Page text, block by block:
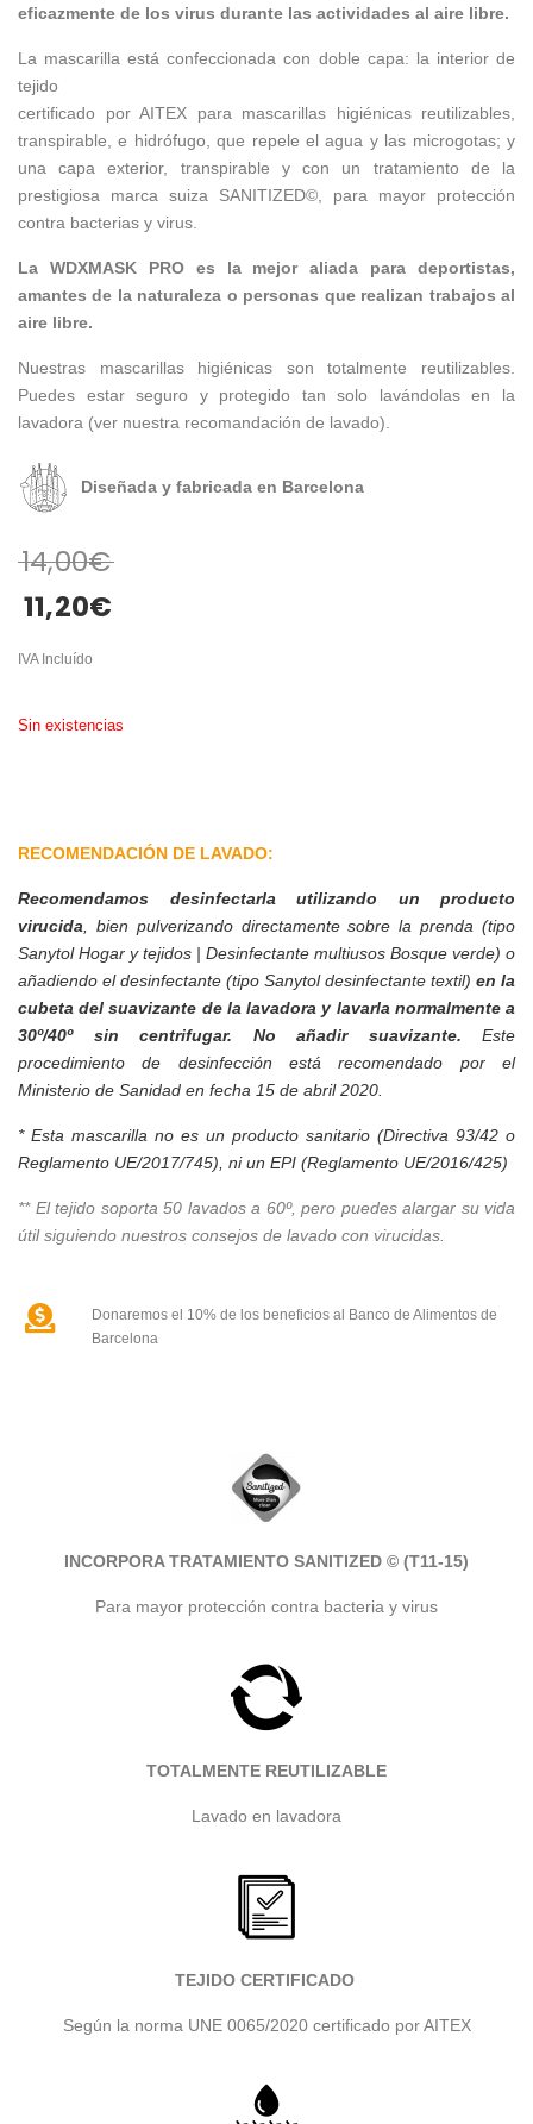
eficazmente de los virus durante las actividades al aire libre.
La mascarilla está confeccionada con doble capa: la interior de
tejido
certificado por AITEX para mascarillas higiénicas reutilizables,
transpirable, e hidrófugo, que repele el agua y las microgotas; y
una capa exterior, transpirable y con un tratamiento de la
prestigiosa marca suiza SANITIZED©, para mayor protección
contra bacterias y virus.
La WDXMASK PRO es la mejor aliada para deportistas,
amantes de la naturaleza o personas que realizan trabajos al
aire libre.
Nuestras mascarillas higiénicas son totalmente reutilizables.
Puedes estar seguro y protegido tan solo lavándolas en la
lavadora (ver nuestra recomandación de lavado).
Diseñada y fabricada en Barcelona
14,00€
11,20€
IVA Incluído
Sin existencias
RECOMENDACIÓN DE LAVADO:
Recomendamos desinfectarla utilizando un producto
virucida , bien pulverizando directamente sobre la prenda (tipo
Sanytol Hogar y tejidos | Desinfectante multiusos Bosque verde) o
añadiendo el desinfectante (tipo Sanytol desinfectante textil) en la
cubeta del suavizante de la lavadora y lavarla normalmente a
30º/40º sin centrifugar. No añadir suavizante. Este
procedimiento de desinfección está recomendado por el
Ministerio de Sanidad en fecha 15 de abril 2020.
* Esta mascarilla no es un producto sanitario (Directiva 93/42 o
Reglamento UE/2017/745), ni un EPI (Reglamento UE/2016/425)
** El tejido soporta 50 lavados a 60º, pero puedes alargar su vida
útil siguiendo nuestros consejos de lavado con virucidas.
Donaremos el 10% de los beneficios al Banco de Alimentos de
Barcelona
INCORPORA TRATAMIENTO SANITIZED © (T11-15)
Para mayor protección contra bacteria y virus
TOTALMENTE REUTILIZABLE
Lavado en lavadora
TEJIDO CERTIFICADO
Según la norma UNE 0065/2020 certificado por AITEX